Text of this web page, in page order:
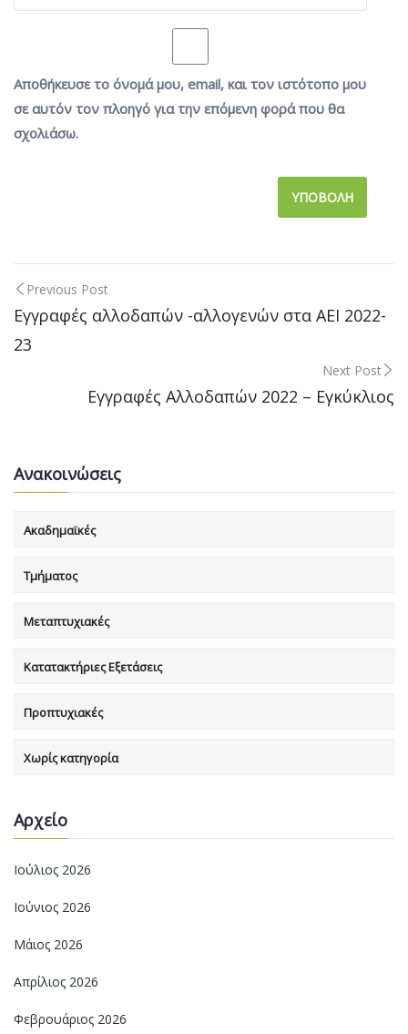
Αποθήκευσε το όνομά μου, email, και τον ιστότοπο μου
σε αυτόν τον πλοηγό για την επόμενη φορά που θα
σχολιάσω.
Post
navigation
Previous Post
Εγγραφές αλλοδαπών -αλλογενών στα ΑΕΙ 2022-
23
Next Post
Εγγραφές Αλλοδαπών 2022 – Εγκύκλιος
Ανακοινώσεις
Ακαδημαϊκές
Τμήματος
Μεταπτυχιακές
Κατατακτήριες Εξετάσεις
Προπτυχιακές
Χωρίς κατηγορία
Αρχείο
Ιούλιος 2026
Ιούνιος 2026
Μάιος 2026
Απρίλιος 2026
Φεβρουάριος 2026